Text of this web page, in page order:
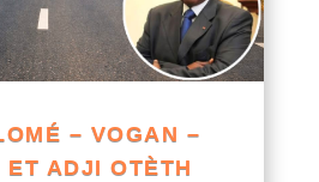
– VOGAN –
ET ADJI OTÈTH